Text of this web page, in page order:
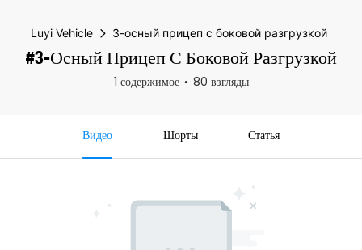
Luyi Vehicle 3-осный прицеп с боковой разгрузкой
#3-Осный Прицеп С Боковой Разгрузкой
1 содержимое 80 взгляды
Видео Шорты Статья